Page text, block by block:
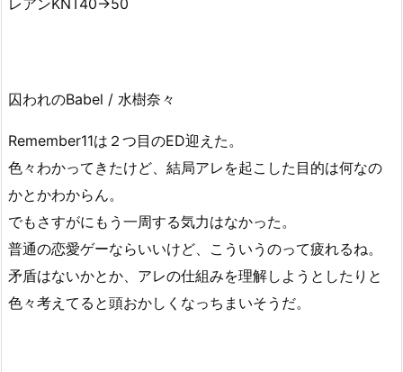
レアンKNT40→50
囚われのBabel / 水樹奈々
Remember11は２つ目のED迎えた。
色々わかってきたけど、結局アレを起こした目的は何なの
かとかわからん。
でもさすがにもう一周する気力はなかった。
普通の恋愛ゲーならいいけど、こういうのって疲れるね。
矛盾はないかとか、アレの仕組みを理解しようとしたりと
色々考えてると頭おかしくなっちまいそうだ。